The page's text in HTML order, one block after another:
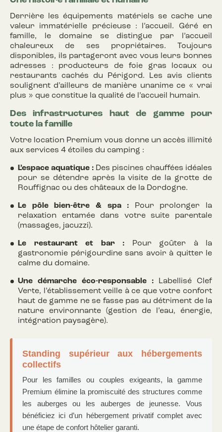
Derrière les équipements matériels se cache une
valeur immatérielle précieuse : l’accueil. Géré en
famille, le domaine se distingue par l’accueil
chaleureux de ses propriétaires. Toujours
disponibles, ils partageront avec vous leurs bonnes
adresses : producteurs de foie gras locaux ou
restaurants cachés du Périgord. Les avis clients
soulignent d’ailleurs de manière unanime ce « vrai
plus » que constitue la qualité de l’accueil humain.
Des infrastructures haut de gamme pour
toute la famille
Votre location Premium vous donne un accès illimité
aux services 4 étoiles du camping :
L’espace aquatique : Des piscines chauffées idéales
pour se détendre après la visite de la grotte de
Rouffignac ou des châteaux de la Dordogne.
Le pôle bien-être & spa : Pour prolonger la
relaxation entamée dans votre suite parentale
(massages, jacuzzi).
Le restaurant et bar : Pour goûter à la
gastronomie périgourdine sans avoir à quitter le
calme du domaine.
Une démarche éco-responsable : Labellisé Clef
Verte, l’établissement veille à ce que votre confort
haut de gamme ne se fasse pas au détriment de la
nature environnante (gestion de l’eau, énergie,
intégration paysagère).
Standing supérieur aux hébergements
collectifs
Pour les familles ou couples exigeants, la gamme
Premium élimine la promiscuité des structures comme
les auberges ou les auberges de jeunesse. Vous
bénéficiez ici d’un hébergement privatif complet avec
une étape de confort hôtelier garanti.